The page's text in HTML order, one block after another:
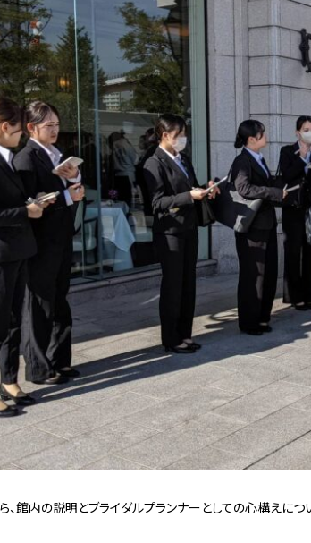
館内の説明とブライダルプランナーとしての心構えにつ